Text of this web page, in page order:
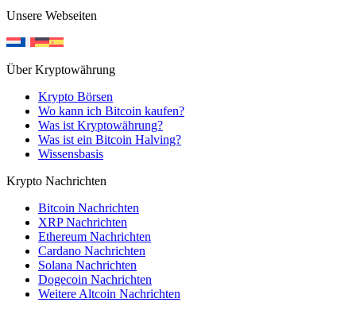
Unsere Webseiten
Über Kryptowährung
Krypto Börsen
Wo kann ich Bitcoin kaufen?
Was ist Kryptowährung?
Was ist ein Bitcoin Halving?
Wissensbasis
Krypto Nachrichten
Bitcoin Nachrichten
XRP Nachrichten
Ethereum Nachrichten
Cardano Nachrichten
Solana Nachrichten
Dogecoin Nachrichten
Weitere Altcoin Nachrichten